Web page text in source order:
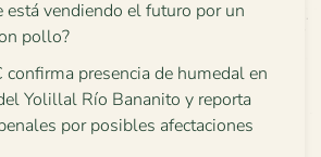
está vendiendo el futuro por un
pollo?
presencia de humedal en
Yolillal Río Bananito y reporta
por posibles afectaciones